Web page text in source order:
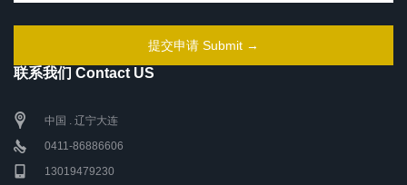
联系我们 Contact US
中国 . 辽宁大连
0411-86886606
13019479230